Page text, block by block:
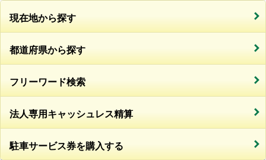
現在地から探す
都道府県から探す
フリーワード検索
法人専用キャッシュレス精算
駐車サービス券を購入する